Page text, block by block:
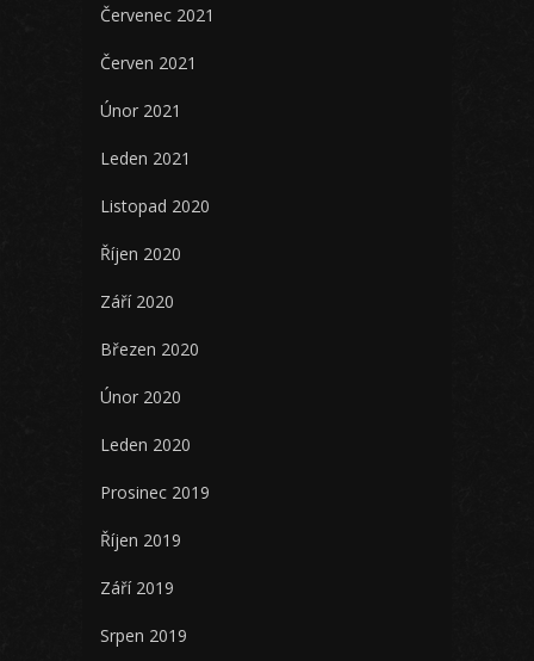
Červenec 2021
Červen 2021
Únor 2021
Leden 2021
Listopad 2020
Říjen 2020
Září 2020
Březen 2020
Únor 2020
Leden 2020
Prosinec 2019
Říjen 2019
Září 2019
Srpen 2019